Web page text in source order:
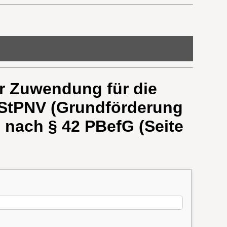
Zuwendung für die
(Grundförderung
§ 42 PBefG (Seite